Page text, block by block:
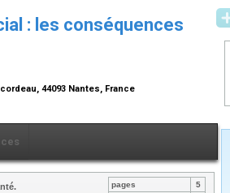
: les conséquences
44093 Nantes, France
pages
5